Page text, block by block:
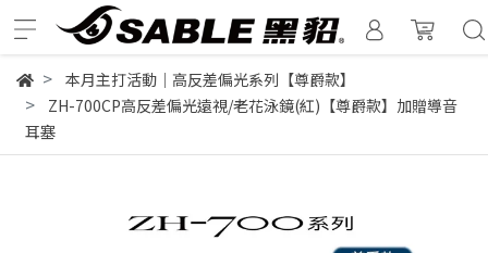
本月主打活動｜高反差偏光系列【尊爵款】
ZH-700CP高反差偏光遠視/老花泳鏡(紅)【尊爵款】加贈導音
耳塞